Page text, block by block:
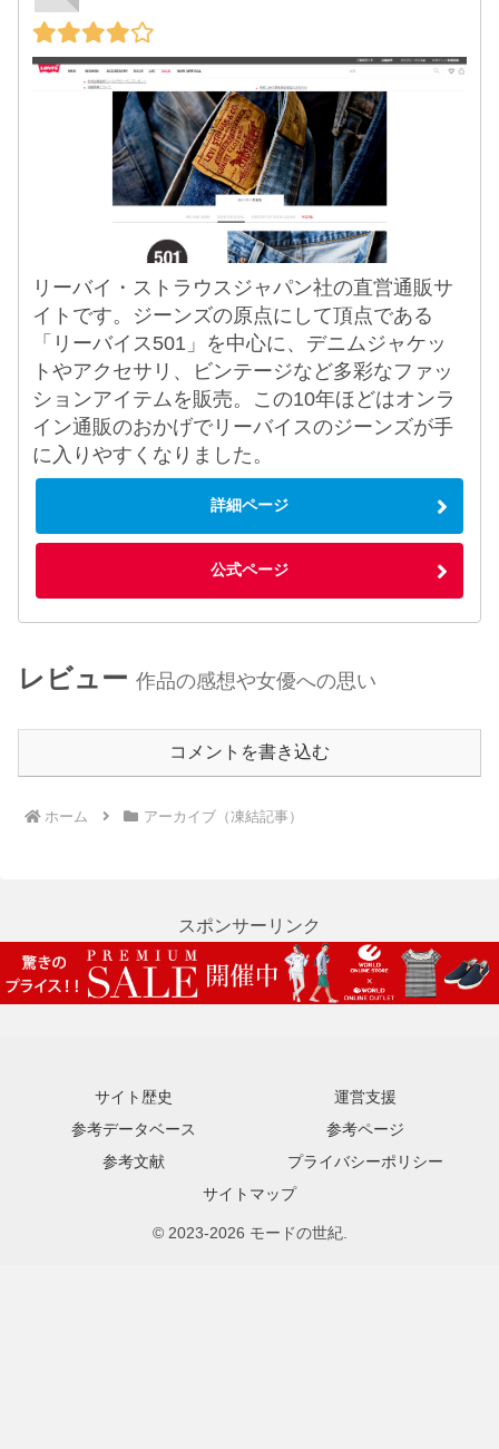
リーバイ・ストラウスジャパン社の直営通販サ
イトです。ジーンズの原点にして頂点である
「リーバイス501」を中心に、デニムジャケッ
トやアクセサリ、ビンテージなど多彩なファッ
ションアイテムを販売。この10年ほどはオンラ
イン通販のおかげでリーバイスのジーンズが手
に入りやすくなりました。
詳細ページ
公式ページ
レビュー 作品の感想や女優への思い
コメントを書き込む
ホーム アーカイブ（凍結記事）
スポンサーリンク
サイト歴史
運営支援
参考データベース
参考ページ
参考文献
プライバシーポリシー
サイトマップ
© 2023-2026 モードの世紀.